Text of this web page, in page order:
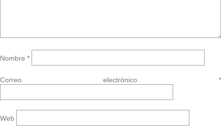
Nombre *
Correo electrónico *
Web